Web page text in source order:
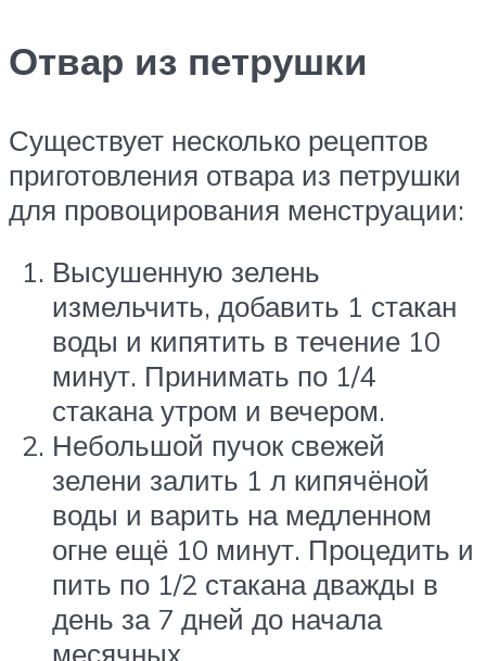
Отвар из петрушки
Существует несколько рецептов
приготовления отвара из петрушки
для провоцирования менструации:
Высушенную зелень
измельчить, добавить 1 стакан
воды и кипятить в течение 10
минут. Принимать по 1/4
стакана утром и вечером.
Небольшой пучок свежей
зелени залить 1 л кипячёной
воды и варить на медленном
огне ещё 10 минут. Процедить и
пить по 1/2 стакана дважды в
день за 7 дней до начала
месячных.